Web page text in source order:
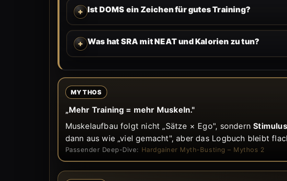
Ist DOMS ein Zeichen für gutes Training?
Was hat SRA mit NEAT und Kalorien zu tun?
MYTHOS
„Mehr Training = mehr Muskeln."
Muskelaufbau folgt nicht „Sätze × Ego", sondern
dann aus wie „viel gemacht", aber das Logbuch bleibt
Passender Deep-Dive: Hardgainer Myth-Busting – Mythos 2